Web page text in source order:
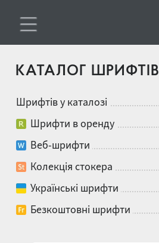
КАТАЛОГ ШРИФТІВ
Шрифтів у каталозі
Шрифти в оренду
Веб-шрифти
Колекція стокера
Українські шрифти
Безкоштовні шрифти